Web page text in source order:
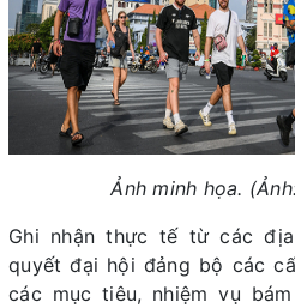
Ảnh minh họa.
Ghi nhận thực tế từ các
quyết đại hội đảng bộ các
các mục tiêu, nhiệm vụ